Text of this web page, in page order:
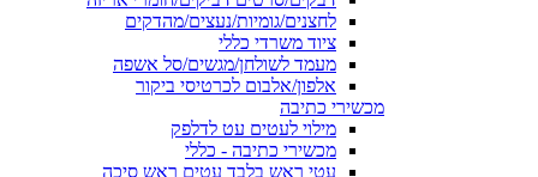
לחצנים/גומיות/נעצים/מהדקים
ציוד משרדי כללי
מעמד לשולחן/מגשים/סל אשפה
אלפון/אלבום לכרטיסי ביקור
מכשירי כתיבה
מילוי לעטים עט לדלפק
מכשירי כתיבה - כללי
עטי ראש בלבד עטים ראש סיכה